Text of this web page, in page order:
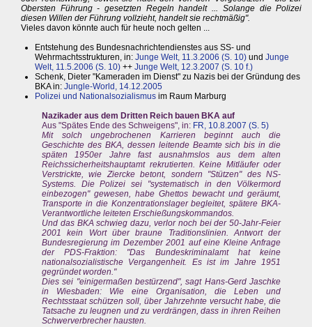
Obersten Führung - gesetzten Regeln handelt ... Solange die Polizei
diesen Willen der Führung vollzieht, handelt sie rechtmäßig".
Vieles davon könnte auch für heute noch gelten ...
Entstehung des Bundesnachrichtendienstes aus SS- und
Wehrmachtsstrukturen, in: Junge Welt, 11.3.2006 (S. 10) und Junge
Welt, 11.5.2006 (S. 10) ++ Junge Welt, 12.3.2007 (S. 10 f.)
Schenk, Dieter "Kameraden im Dienst" zu Nazis bei der Gründung des
BKA in: Jungle-World, 14.12.2005
Polizei und Nationalsozialismus im Raum Marburg
Nazikader aus dem Dritten Reich bauen BKA auf
Aus "Spätes Ende des Schweigens", in: FR, 10.8.2007 (S. 5)
Mit solch ungebrochenen Karrieren beginnt auch die
Geschichte des BKA, dessen leitende Beamte sich bis in die
späten 1950er Jahre fast ausnahmslos aus dem alten
Reichssicherheitshauptamt rekrutierten. Keine Mitläufer oder
Verstrickte, wie Ziercke betont, sondern "Stützen" des NS-
Systems. Die Polizei sei "systematisch in den Völkermord
einbezogen" gewesen, habe Ghettos bewacht und geräumt,
Transporte in die Konzentrationslager begleitet, spätere BKA-
Verantwortliche leiteten Erschießungskommandos.
Und das BKA schwieg dazu, verlor noch bei der 50-Jahr-Feier
2001 kein Wort über braune Traditionslinien. Antwort der
Bundesregierung im Dezember 2001 auf eine Kleine Anfrage
der PDS-Fraktion: "Das Bundeskriminalamt hat keine
nationalsozialistische Vergangenheit. Es ist im Jahre 1951
gegründet worden."
Dies sei "einigermaßen bestürzend", sagt Hans-Gerd Jaschke
in Wiesbaden: Wie eine Organisation, die Leben und
Rechtsstaat schützen soll, über Jahrzehnte versucht habe, die
Tatsache zu leugnen und zu verdrängen, dass in ihren Reihen
Schwerverbrecher hausten.